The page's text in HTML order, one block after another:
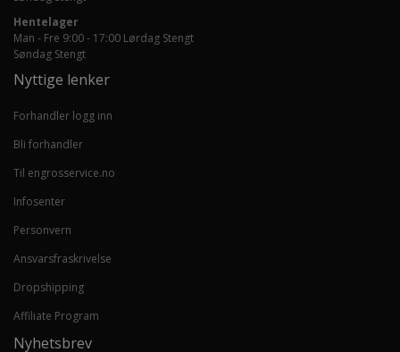
Hentelager
Man - Fre 9:00 - 17:00 Lørdag Stengt
Søndag Stengt
Nyttige lenker
Forhandler logg inn
Bli forhandler
Til engrosservice.no
Infosenter
Personvern
Ansvarsfraskrivelse
Dropshipping
Affiliate Program
Nyhetsbrev